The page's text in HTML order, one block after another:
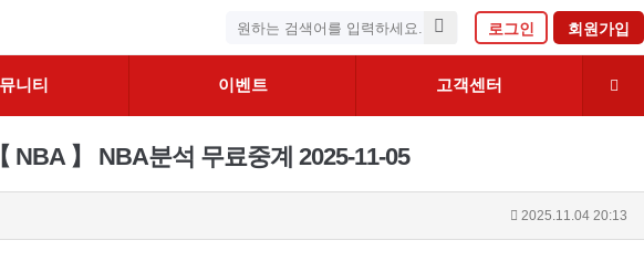
로그인 회원가입
니티 이벤트 고객센터
】 NBA분석 무료중계 2025-11-05
2025.11.04 20:13